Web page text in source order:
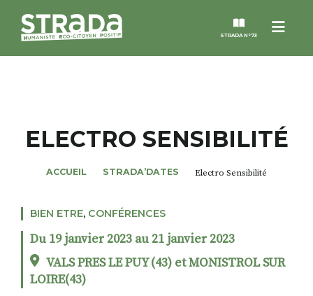
Menu
STRADA N°73
MAGAZINES
NOS THÈMES
STRADA’DATES
ALTER STRADA
ROSÉE DE MAI
ELECTRO SENSIBILITÉ
ACCUEIL STRADA’DATES Electro Sensibilité
BIEN ETRE, CONFÉRENCES
Du 19 janvier 2023 au 21 janvier 2023
VALS PRES LE PUY (43) et MONISTROL SUR
LOIRE(43)